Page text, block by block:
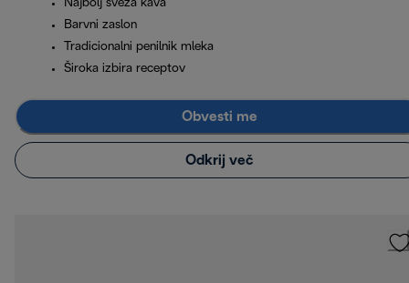
Najbolj sveža kava
Barvni zaslon
Tradicionalni penilnik mleka
Široka izbira receptov
Obvesti me
Odkrij več